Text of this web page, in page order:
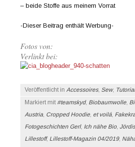
– beide Stoffe aus meinem Vorrat
-Dieser Beitrag enthält Werbung-
Fotos von:
Verlinkt bei:
Veröffentlicht inAccessoires, Sew,
Markiert mit#teamskyd, Biobaumwolle,
Austria, Cropped Hoodie, et voilá,
Fotogeschichten Gerl, Ich nähe Bio,
Lillestoff, Lillestoff-Magazin 04/2019,